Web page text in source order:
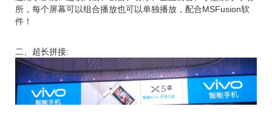
所，每个屏幕可以组合播放也可以单独播放，配合MSFusion软
件！
二、超长拼接: